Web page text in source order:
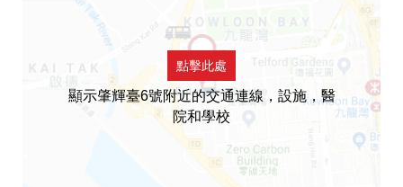
點擊此處
顯示肇輝臺6號附近的交通連線，設施，醫
院和學校